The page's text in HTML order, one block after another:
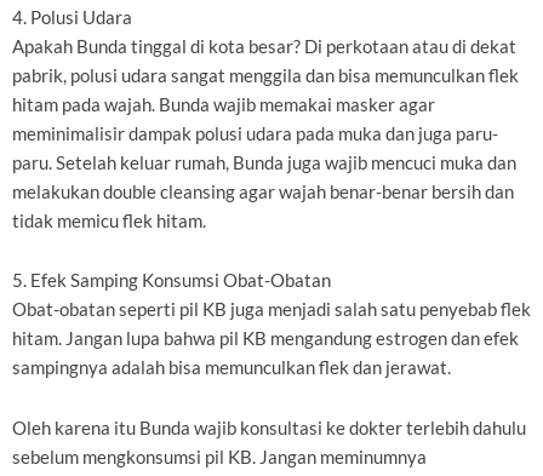
4. Polusi Udara
Apakah Bunda tinggal di kota besar? Di perkotaan atau di dekat
pabrik, polusi udara sangat menggila dan bisa memunculkan flek
hitam pada wajah. Bunda wajib memakai masker agar
meminimalisir dampak polusi udara pada muka dan juga paru-
paru. Setelah keluar rumah, Bunda juga wajib mencuci muka dan
melakukan double cleansing agar wajah benar-benar bersih dan
tidak memicu flek hitam.
5. Efek Samping Konsumsi Obat-Obatan
Obat-obatan seperti pil KB juga menjadi salah satu penyebab flek
hitam. Jangan lupa bahwa pil KB mengandung estrogen dan efek
sampingnya adalah bisa memunculkan flek dan jerawat.
Oleh karena itu Bunda wajib konsultasi ke dokter terlebih dahulu
sebelum mengkonsumsi pil KB. Jangan meminumnya